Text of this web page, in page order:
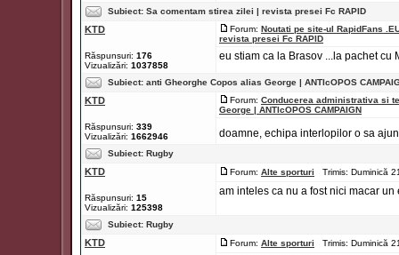
Subiect: Sa comentam stirea zilei | revista presei Fc RAPID
KTD
Răspunsuri: 176
Vizualizări: 1037858
Forum: Noutati pe site-ul RapidFans
revista presei Fc RAPID
eu stiam ca la Brasov ...la pachet cu
Subiect: anti Gheorghe Copos alias George | ANTIcOPOS
KTD
Răspunsuri: 339
Vizualizări: 1662946
Forum: Conducerea administrativa si
George | ANTIcOPOS CAMPAIGN
doamne, echipa interlopilor o sa
Subiect: Rugby
KTD
Răspunsuri: 15
Vizualizări: 125398
Forum: Alte sporturi Trimis: Duminică
am inteles ca nu a fost nici macar un
Subiect: Rugby
KTD Forum: Alte sporturi Trimis: Duminică